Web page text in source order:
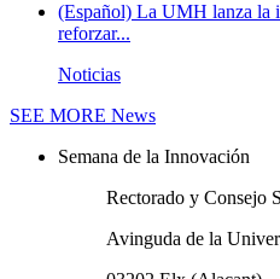
(Español) La UMH lanza la
reforzar...
Noticias
SEE MORE News
Semana de la Innovación
Rectorado y Consejo
Avinguda de la